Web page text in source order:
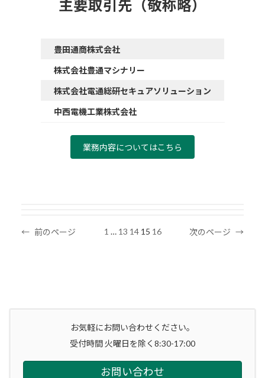
主要取引先（敬称略）
豊田通商株式会社
株式会社豊通マシナリー
株式会社電通総研セキュアソリューション
中西電機工業株式会社
業務内容についてはこちら
← 前のページ 1 … 13 14 15 16 次のページ →
お気軽にお問い合わせください。
受付時間 火曜日を除く8:30-17:00
お問い合わせ